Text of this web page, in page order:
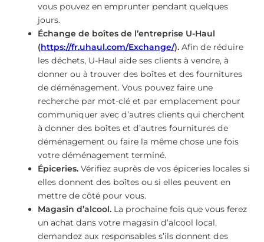
vous pouvez en emprunter pendant quelques
jours.
Échange de boîtes de l’entreprise U-Haul
(https://fr.uhaul.com/Exchange/). Afin de réduire
les déchets, U-Haul aide ses clients à vendre, à
donner ou à trouver des boîtes et des fournitures
de déménagement. Vous pouvez faire une
recherche par mot-clé et par emplacement pour
communiquer avec d’autres clients qui cherchent
à donner des boîtes et d’autres fournitures de
déménagement ou faire la même chose une fois
votre déménagement terminé.
Épiceries. Vérifiez auprès de vos épiceries locales si
elles donnent des boîtes ou si elles peuvent en
mettre de côté pour vous.
Magasin d’alcool. La prochaine fois que vous ferez
un achat dans votre magasin d’alcool local,
demandez aux responsables s’ils donnent des